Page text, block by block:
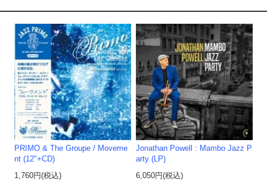
PRIMO & The Groupe / Moveme
nt (12"+CD)
1,760円(税込)
Jonathan Powell : Mambo Jazz P
arty (LP)
6,050円(税込)